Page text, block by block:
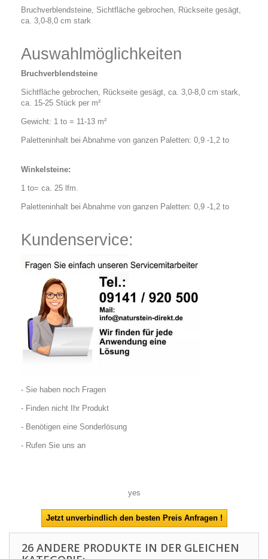
Bruchverblendsteine, Sichtfläche gebrochen, Rückseite gesägt,
ca. 3,0-8,0 cm stark
Auswahlmöglichkeiten
Bruchverblendsteine
Sichtfläche gebrochen, Rückseite gesägt, ca. 3,0-8,0 cm stark,
ca. 15-25 Stück per m²
Gewicht: 1 to = 11-13 m²
Paletteninhalt bei Abnahme von ganzen Paletten: 0,9 -1,2 to
Winkelsteine:
1 to= ca. 25 lfm.
Paletteninhalt bei Abnahme von ganzen Paletten: 0,9 -1,2 to
Kundenservice:
- Sie haben noch Fragen
- Finden nicht Ihr Produkt
- Benötigen eine Sonderlösung
- Rufen Sie uns an
yes
26 ANDERE PRODUKTE IN DER GLEICHEN